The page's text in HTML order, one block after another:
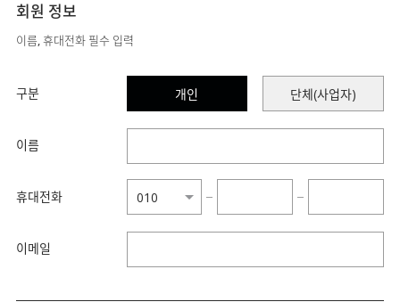
회원 정보
이름, 휴대전화 필수 입력
구분 개인 단체(사업자)
이름
휴대전화 − −
이메일